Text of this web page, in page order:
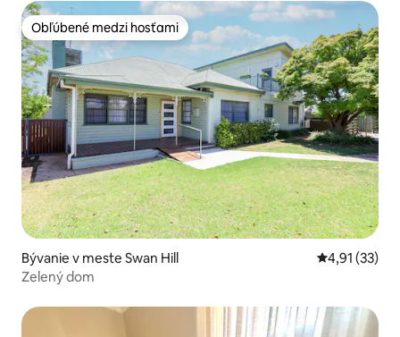
Obľúbené medzi hosťami
Obľúbené medzi hosťami
Bývanie v meste Swan Hill Priemerné
4,91 (33)
Zelený dom